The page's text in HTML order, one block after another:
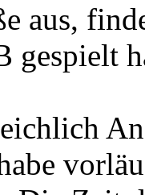
aus,
gespielt